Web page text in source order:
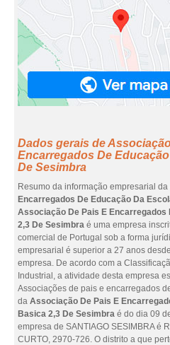
Dados gerais de
Encarregados De
De Sesimbra
Resumo da informação empresarial da
Encarregados De Educação Da
Associação De Pais E
2,3 De Sesimbra é uma empresa
comercial de Portugal sob a forma
empresarial é superior a 27 anos
empresa. De acordo com a
Industrial, a atividade desta empresa
Associações de pais e encarregados
da Associação De Pais E
Basica 2,3 De Sesimbra é do dia 09
empresa de SANTIAGO SESIMBRA é
CURTO, 2970-726. O distrito a que